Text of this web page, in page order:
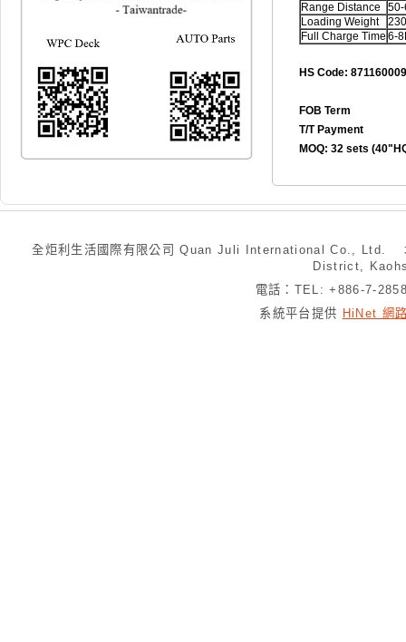
Range Distance
Loading Weight
Full Charge Time 6-
HS Code:
FOB Term
T/T Payment
MOQ: 32 sets
全炬利生活國際有限公司 Quan Juli International Co., Ltd.
District,
電話：TEL: +886-7-
系統平台提供 HiNet 網